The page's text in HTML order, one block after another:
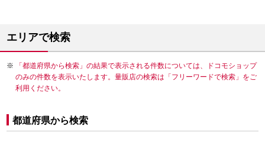
エリアで検索
「都道府県から検索」の結果で表示される件数については、ドコモショップ
のみの件数を表示いたします。量販店の検索は「フリーワードで検索」をご
利用ください。
都道府県から検索